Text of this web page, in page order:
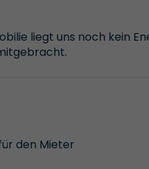
liegt uns noch kein
den Mieter